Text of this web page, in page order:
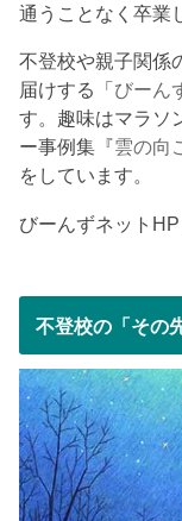
通うことなく卒業
不登校や親子関係
届けする「 びーん
す。趣味はマラソ
ー事例集『雲の向
をしています。
びーんずネットHP
不登校の「その